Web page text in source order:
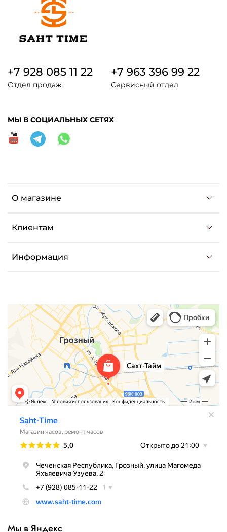
О магазине
Клиентам
Информация
+7 928 085 11 22
Отдел продаж
+7 963 396 99 22
Сервисный отдел
МЫ В СОЦИАЛЬНЫХ СЕТЯХ
Мы в Яндекс